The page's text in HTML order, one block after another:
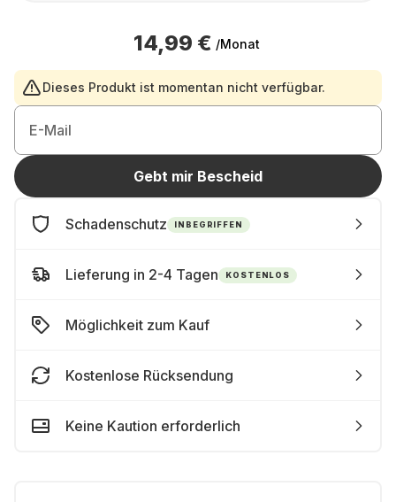
14,99 € /Monat
Dieses Produkt ist momentan nicht verfügbar.
E-Mail
Gebt mir Bescheid
Schadenschutz INBEGRIFFEN
Lieferung in 2-4 Tagen KOSTENLOS
Möglichkeit zum Kauf
Kostenlose Rücksendung
Keine Kaution erforderlich